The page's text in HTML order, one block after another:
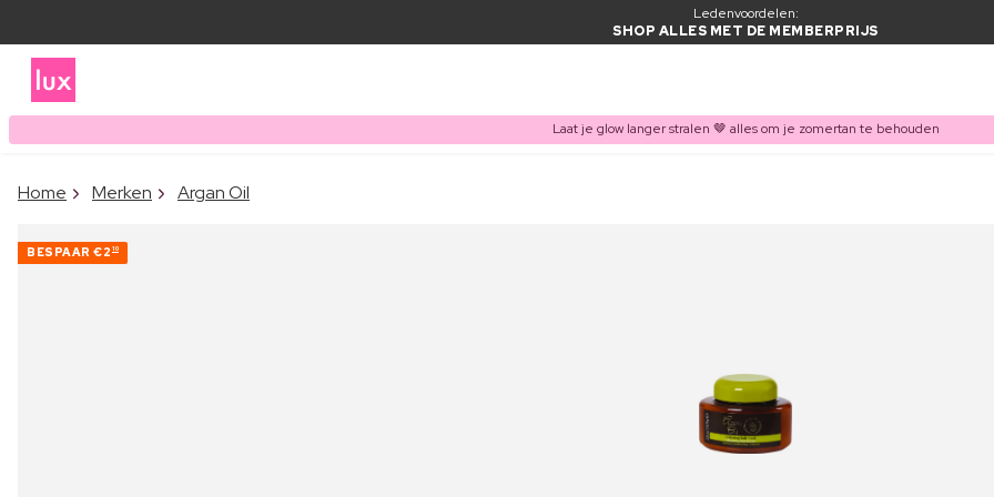
Ledenvoordelen:
SHOP ALLES MET DE MEMBERPRIJS
Laat je glow langer stralen 🤎 alles om je zomertan te behouden
Home Merken Argan Oil
BESPAAR €2 10